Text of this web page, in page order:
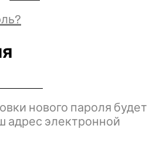
нового пароля будет
адрес электронной